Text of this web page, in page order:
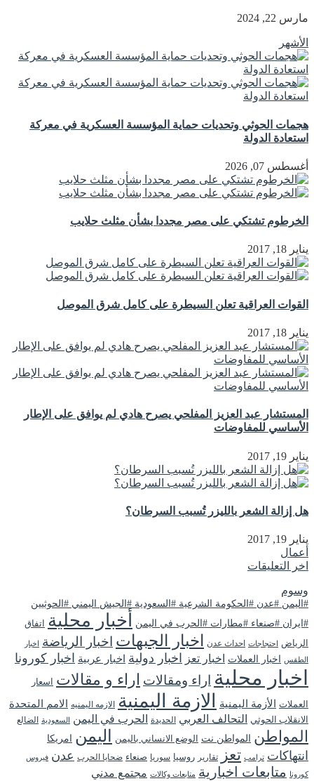
مارس 22, 2024
الأشهر
هجمات الحوثي وتحديات حماية المؤسسة العسكرية في معركة
استعادة الدولة
أغسطس 07, 2026
الخرطوم تشتكي على مصر مجددا بشأن مثلث حلايب
يناير 18, 2017
القوات العراقية تعلن السيطرة على كامل شرق الموصل
يناير 18, 2017
المستشار عبد العزيز المفلحي يصرح هادي لم يوافق على الإطار
الأساسي للمفاوضات
يناير 19, 2017
هل إزالة الشعر بالليزر تُسبب السرطان؟
يناير 19, 2017
أعمال
اخر التعليقات
وسوم
#اليمن #عدن #الحكومة الشرعية #السعودية #الجيش اليمني #الحوثيين
#ايران #صنعاء #مطارات #الحرب في اليمن
أخبار محلية
اتفاق
الرياض
احتجاجات احداث عدن اخبار الجبهات اخبار الرياضة اخبار
الطقس
اخبار العملات اخبار تعز اخبار دولية اخبار عربية اخبار كورونا
اخبار محلية اراء ومقالات اراء و مقالات اسعار
العملات الأزمة اليمنية الازمة اليمنية الازمه اليمنيه الامم المتحدة
الانقلاب الحوثي التحالف العربي الحديدة الحرب في اليمن السعودية الضالع
المواطن المواطن نت الوضع الانساني باليمن اليمن امريكا
انتهاكات ترامب تعز تقارير روسيا سوريا صنعاء ضحايا الحرب عدن فيروس
كورونا متابعات اخبارية متابعات وكالات مجتمع مدني